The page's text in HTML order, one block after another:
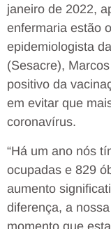
janeiro de 2022,
enfermaria estão
epidemiologista
(Sesacre),
positivo da
em evitar que
coronavírus.
“Há um ano nós
ocupadas e 829
aumento
diferença, a
momento que